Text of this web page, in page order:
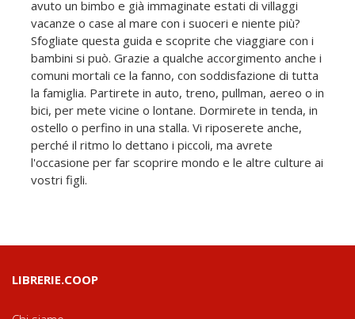
avuto un bimbo e già immaginate estati di villaggi
vacanze o case al mare con i suoceri e niente più?
Sfogliate questa guida e scoprite che viaggiare con i
bambini si può. Grazie a qualche accorgimento anche i
comuni mortali ce la fanno, con soddisfazione di tutta
la famiglia. Partirete in auto, treno, pullman, aereo o in
bici, per mete vicine o lontane. Dormirete in tenda, in
ostello o perfino in una stalla. Vi riposerete anche,
perché il ritmo lo dettano i piccoli, ma avrete
l'occasione per far scoprire mondo e le altre culture ai
vostri figli.
LIBRERIE.COOP